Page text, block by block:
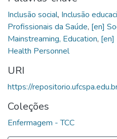
Inclusão social, Inclusão
Profissionais da Saúde, [en]
Mainstreaming, Education, [en]
Health Personnel
URI
https://
Coleções
Enfermagem - TCC